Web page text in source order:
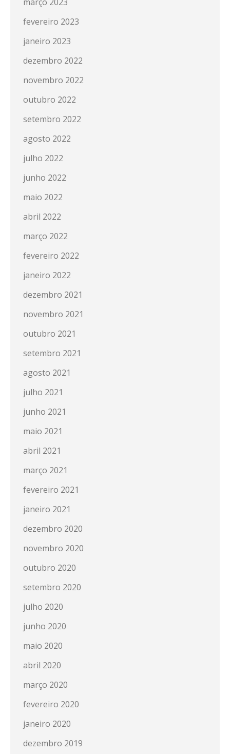
fevereiro 2023
janeiro 2023
dezembro 2022
novembro 2022
outubro 2022
setembro 2022
agosto 2022
julho 2022
junho 2022
maio 2022
abril 2022
março 2022
fevereiro 2022
janeiro 2022
dezembro 2021
novembro 2021
outubro 2021
setembro 2021
agosto 2021
julho 2021
junho 2021
maio 2021
abril 2021
março 2021
fevereiro 2021
janeiro 2021
dezembro 2020
novembro 2020
outubro 2020
setembro 2020
julho 2020
junho 2020
maio 2020
abril 2020
março 2020
fevereiro 2020
janeiro 2020
dezembro 2019